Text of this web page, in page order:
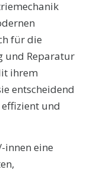
für die
und Reparatur
ihrem
entscheidend
und
innen eine